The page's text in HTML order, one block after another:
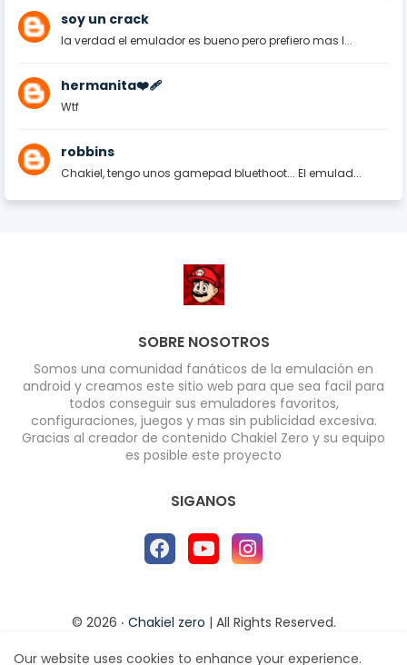
soy un crack
la verdad el emulador es bueno pero prefiero mas l...
hermanita❤️‍🩹
Wtf
robbins
Chakiel, tengo unos gamepad bluethoot... El emulad...
SOBRE NOSOTROS
Somos una comunidad fanáticos de la emulación en
android y creamos este sitio web para que sea facil para
todos conseguir sus emuladores favoritos,
configuraciones, juegos y mas sin publicidad excesiva.
Gracias al creador de contenido Chakiel Zero y su equipo
es posible este proyecto
SIGANOS
© 2026 ‧ Chakiel zero | All Rights Reserved.
Developed by Additional Articles
Our website uses cookies to enhance your experience.